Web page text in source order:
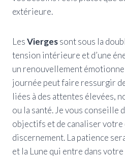
extérieure.
LesViergessont sous la
tension intérieure et d’une
un renouvellement
journée peut faire ressurgir
liées à des attentes élevées,
ou la santé. Je vous conseille
objectifs et de canaliser votre
discernement. La patience
et la Lune qui entre dans